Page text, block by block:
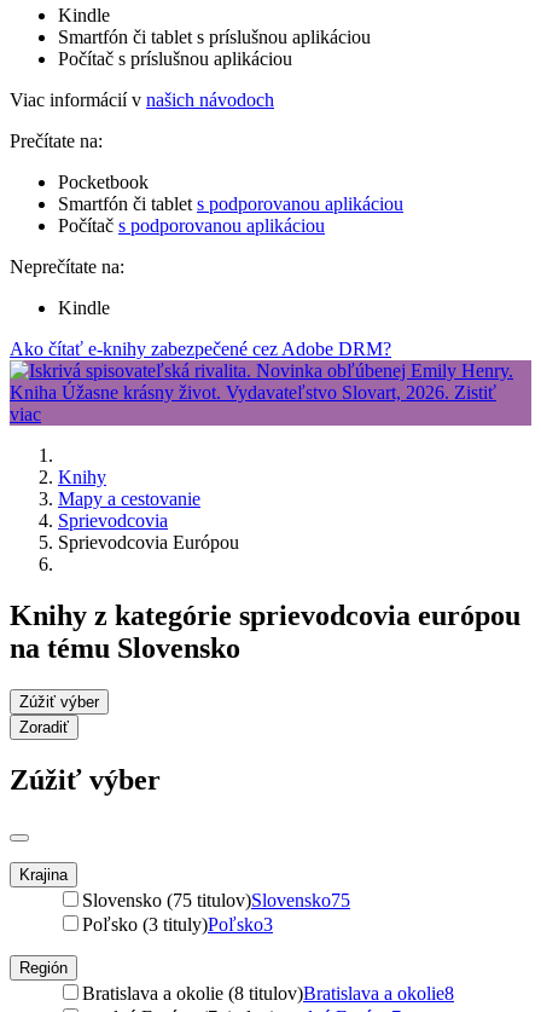
Kindle
Smartfón či tablet s príslušnou aplikáciou
Počítač s príslušnou aplikáciou
Viac informácií v našich návodoch
Prečítate na:
Pocketbook
Smartfón či tablet s podporovanou aplikáciou
Počítač s podporovanou aplikáciou
Neprečítate na:
Kindle
Ako čítať e-knihy zabezpečené cez Adobe DRM?
Knihy
Mapy a cestovanie
Sprievodcovia
Sprievodcovia Európou
Knihy z kategórie sprievodcovia európou
na tému Slovensko
Zúžiť výber
Zoradiť
Zúžiť výber
Krajina
Slovensko (75 titulov)Slovensko75
Poľsko (3 tituly)Poľsko3
Región
Bratislava a okolie (8 titulov)Bratislava a okolie8